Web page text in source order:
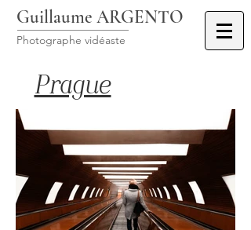
Guillaume ARGENTO
Photographe vidéaste
Prague